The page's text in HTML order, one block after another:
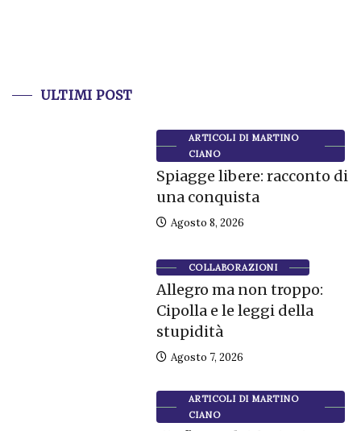
ULTIMI POST
ARTICOLI DI MARTINO
CIANO
Spiagge libere: racconto di
una conquista
Agosto 8, 2026
COLLABORAZIONI
Allegro ma non troppo:
Cipolla e le leggi della
stupidità
Agosto 7, 2026
ARTICOLI DI MARTINO
CIANO